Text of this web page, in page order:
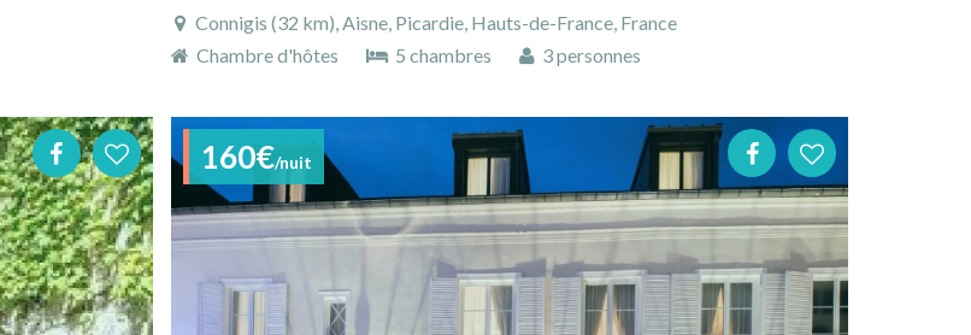
Connigis (32 km), Aisne, Picardie, Hauts-de-France, France
Chambre d'hôtes
5 chambres 3 personnes
160€/nuit